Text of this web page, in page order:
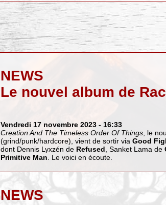
NEWS
Le nouvel album de
Vendredi 17 novembre 2023 - 16:33
Creation And The Timeless Order Of Things, le
(grind/punk/hardcore), vient de sortir via Good
dont Dennis Lyxzén de Refused , Sanket Lama de
Primitive Man . Le voici en écoute.
NEWS